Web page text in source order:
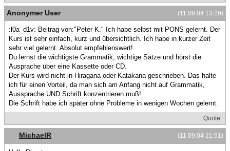
(11.09.04 13:29)
Anonymer User
:l0a_d1v: Beitrag von:"Peter K." Ich habe selbst mit PONS gelernt. Der
Kurs ist sehr einfach, kurz und übersichtlich. Ich habe in kurzer Zeit
sehr viel gelernt. Absolut empfehlenswert!
Du lernst die wichtigste Grammatik, wichtige Sätze und hörst die
Ausprache über eine Kassette oder CD.
Der Kurs wird nicht in Hiragana oder Katakana geschrieben. Das halte
ich für einen Vorteil, da man sich am Anfang nicht auf Grammatik,
Aussprache UND Schrift konzentrieren muß!
Die Schrift habe ich später ohne Probleme in wenigen Wochen gelernt.
Quote
(11.09.04 21:51)
MichaelR